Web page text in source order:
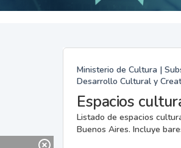
Ministerio de Cultura |
Desarrollo Cultural y
Espacios
Listado de espacios
Buenos Aires. Incluye